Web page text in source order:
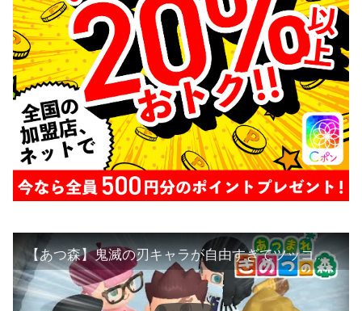
【あつ森】鬼滅の刃キャラが自由すぎてツッコミどころしかないｗｗｗｗ【きめつの森 ＃49.5】